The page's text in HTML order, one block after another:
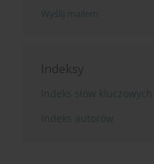
Wyślij mailem
Indeksy
Indeks słów kluczowych
Indeks autorów